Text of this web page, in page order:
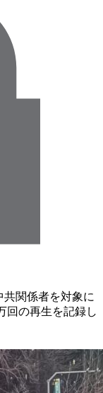
関係者を対象に
回の再生を記録し